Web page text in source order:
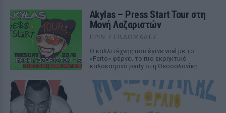
Akylas – Press Start Tour στη
Μονή Λαζαριστών
ΠΡΙΝ 7 ΕΒΔΟΜΆΔΕΣ
Ο καλλιτέχνης που έγινε viral με το
«Ferto» φέρνει το πιο εκρηκτικό
καλοκαιρινό party στη Θεσσαλονίκη